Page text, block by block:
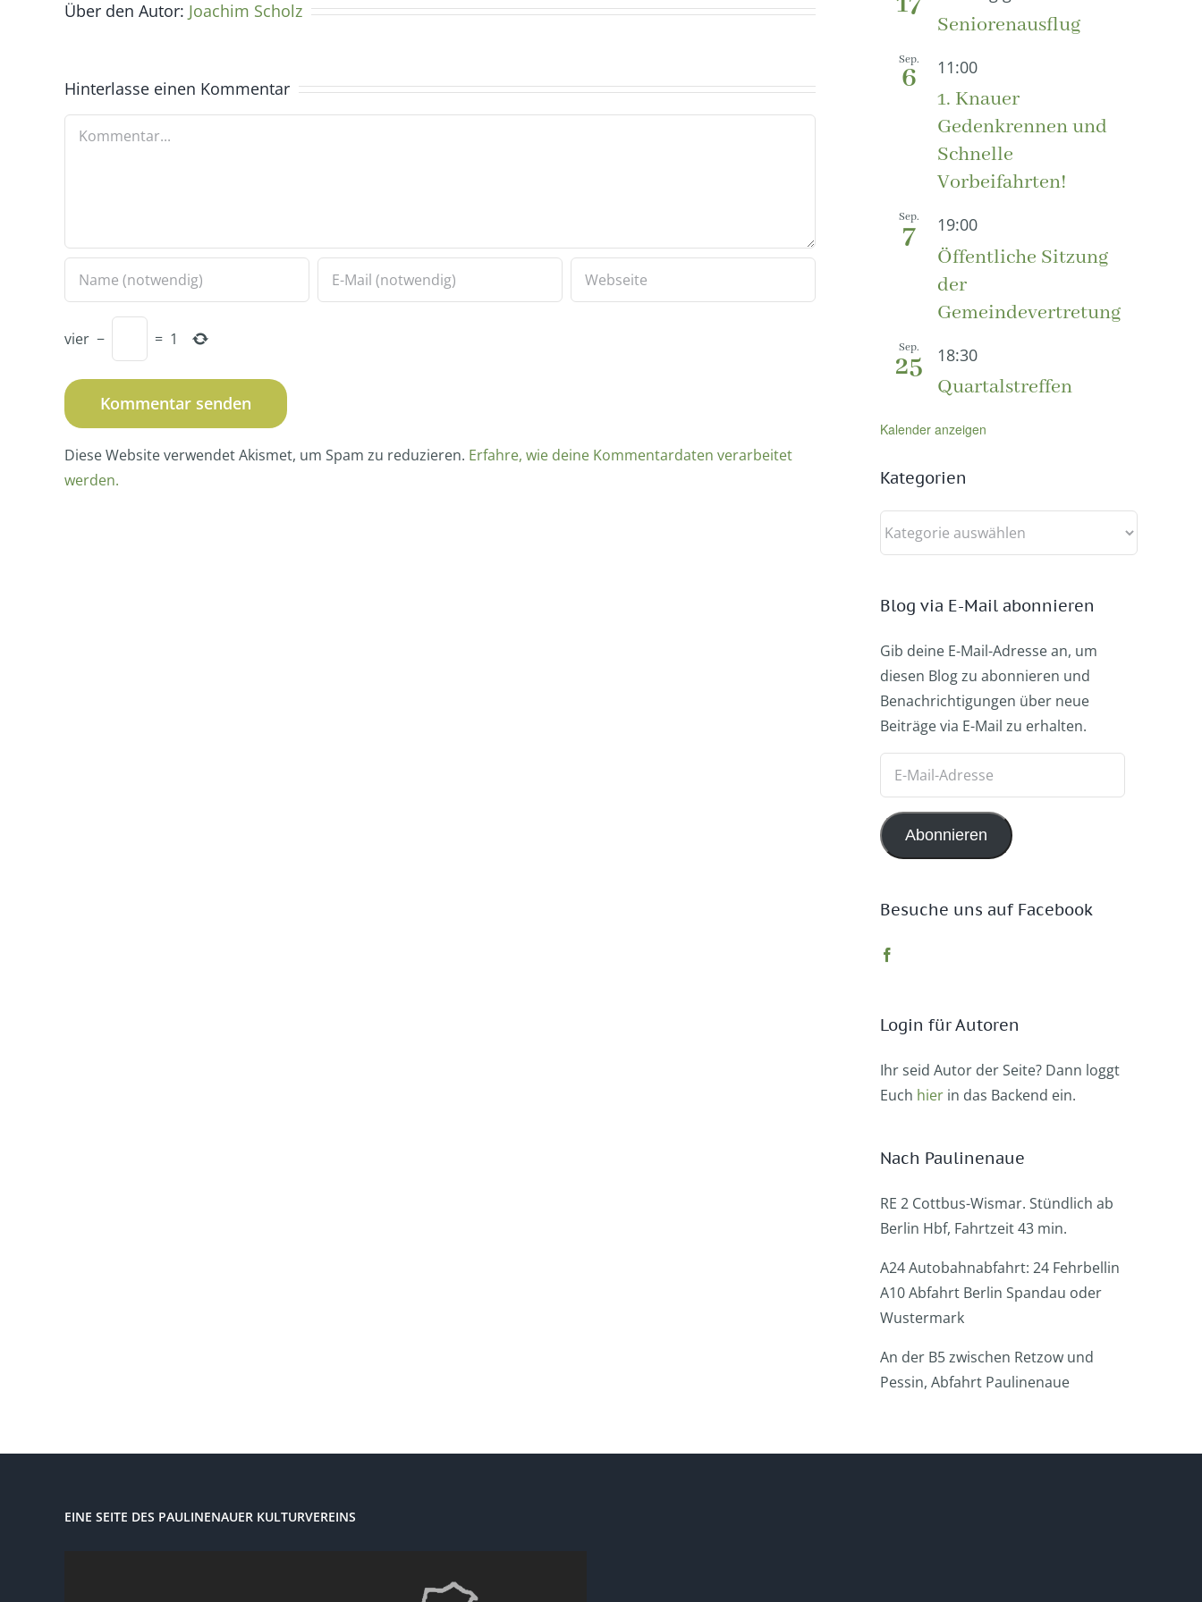
Über den Autor: Joachim Scholz
Hinterlasse einen Kommentar
Kommentar
vier − = 1
Diese Website verwendet Akismet, um Spam zu reduzieren. Erfahre, wie deine Kommentardaten verarbeitet
werden.
Seniorenausflug
Sep.
6 11:00
1. Knauer
Gedenkrennen und
Schnelle
Vorbeifahrten!
Sep.
7 19:00
Öffentliche Sitzung
der
Gemeindevertretung
Sep.
25 18:30
Quartalstreffen
Kalender anzeigen
Kategorien
Kategorien
Blog via E-Mail abonnieren
Gib deine E-Mail-Adresse an, um
diesen Blog zu abonnieren und
Benachrichtigungen über neue
Beiträge via E-Mail zu erhalten.
Adresse
Abonnieren
Besuche uns auf Facebook
Login für Autoren
Ihr seid Autor der Seite? Dann loggt
Euch hier in das Backend ein.
Nach Paulinenaue
RE 2 Cottbus-Wismar. Stündlich ab
Berlin Hbf, Fahrtzeit 43 min.
A24 Autobahnabfahrt: 24 Fehrbellin
A10 Abfahrt Berlin Spandau oder
Wustermark
An der B5 zwischen Retzow und
Pessin, Abfahrt Paulinenaue
EINE SEITE DES PAULINENAUER KULTURVEREINS